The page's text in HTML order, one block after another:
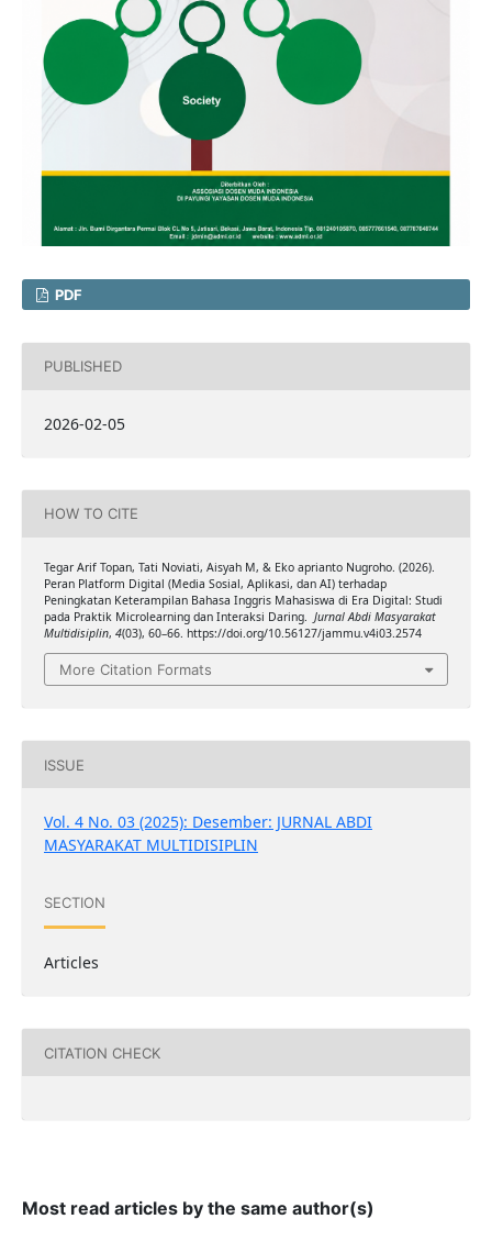
PDF
PUBLISHED
2026-02-05
HOW TO CITE
Tegar Arif Topan, Tati Noviati, Aisyah M, & Eko aprianto Nugroho. (2026).
Peran Platform Digital (Media Sosial, Aplikasi, dan AI) terhadap
Peningkatan Keterampilan Bahasa Inggris Mahasiswa di Era Digital: Studi
pada Praktik Microlearning dan Interaksi Daring.
Jurnal Abdi Masyarakat
Multidisiplin, 4(03), 60–66. https://doi.org/10.56127/jammu.v4i03.2574
More Citation Formats
ISSUE
Vol. 4 No. 03 (2025): Desember: JURNAL ABDI
MASYARAKAT MULTIDISIPLIN
SECTION
Articles
CITATION CHECK
Most read articles by the same author(s)